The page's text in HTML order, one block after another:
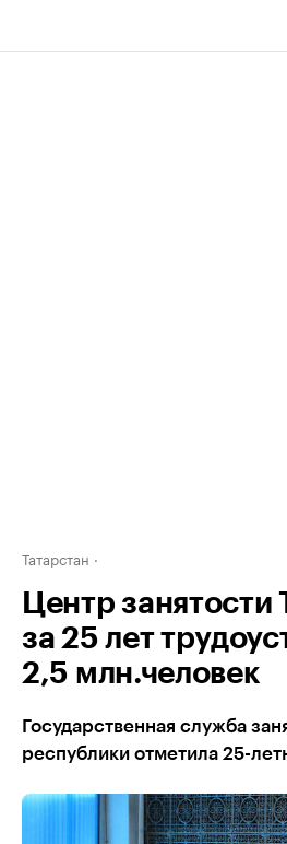
Татарстан
Центр занятости
за 25 лет
2,5 млн.человек
Государственная служба
республики отметила 25-